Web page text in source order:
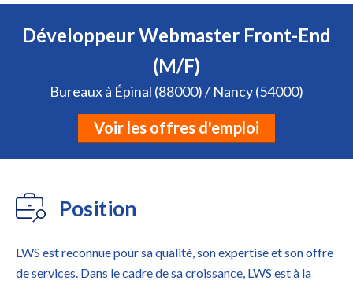
Développeur Webmaster Front-End
(M/F)
Bureaux à Épinal (88000) / Nancy (54000)
Voir les offres d'emploi
Position
LWS est reconnue pour sa qualité, son expertise et son offre
de services. Dans le cadre de sa croissance, LWS est à la